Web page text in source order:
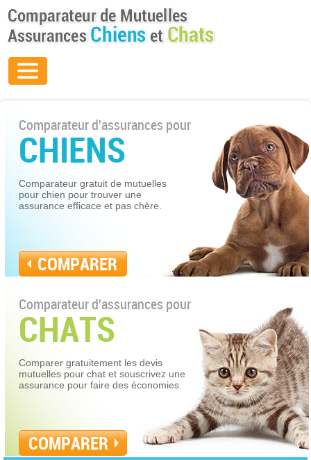
Comparateur d'assurances pour
CHIENS
Comparateur gratuit de mutuelles
pour chien pour trouver une
assurance efficace et pas chère.
COMPARER
Comparateur d'assurances pour
CHATS
Comparer gratuitement les devis
mutuelles pour chat et souscrivez une
assurance pour faire des économies.
COMPARER